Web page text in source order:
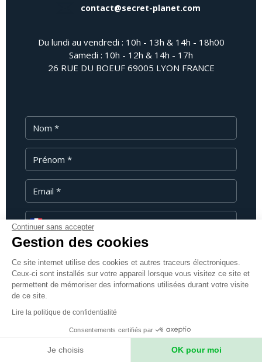
contact@secret-planet.com
Du lundi au vendredi : 10h - 13h & 14h - 18h00
Samedi : 10h - 12h & 14h - 17h
26 RUE DU BOEUF 69005 LYON FRANCE
Prénom
Téléphone
Message
Je souhaite recevoir les newsletters
d'Expeditions Unlimited pour découvrir vos
articles de blog, vos nouvelles expéditions et
toute votre actualité
Continuer sans accepter
Gestion des cookies
Ce site internet utilise des cookies et autres traceurs électroniques.
Ceux-ci sont installés sur votre appareil lorsque vous visitez ce site et
permettent de mémoriser des informations utilisées durant votre visite
de ce site.
Lire la politique de confidentialité
Consentements certifiés par
Je choisis OK pour moi